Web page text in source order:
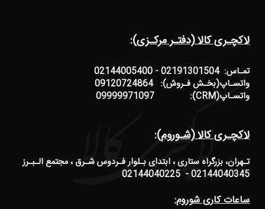
لاکچـری کالا (دفتـر مرکـزی):
تمـاس: 02191301504 - 02144005400
واتسـاپ(بخـش فـروش): 09120724864
واتسـاپ(CRM): 09999971097
لاکچـری کالا (شـوروم):
تـهران، بزرگراه ستاری ، ابتدای بـلوار فـردوس شـرق ، مجتمع الـبـرز
02144040345 - 02144040225
ساعات کاری شوروم: